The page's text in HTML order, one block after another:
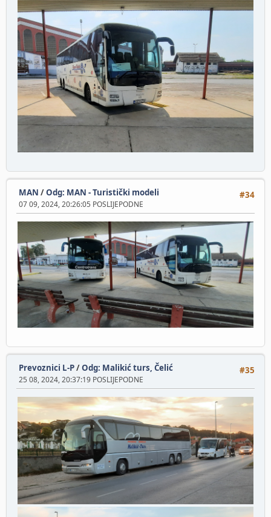
#34
MAN /Odg: MAN - Turistički modeli
07 09, 2024, 20:26:05 POSLIJEPODNE
#35
Prevoznici L-P/Odg: Malikić turs, Čelić
25 08, 2024, 20:37:19 POSLIJEPODNE